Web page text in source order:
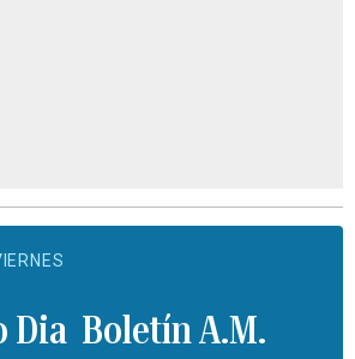
Boletín A.M.